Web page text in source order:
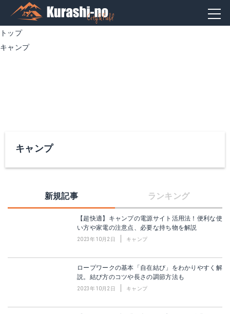
トップ
キャンプ
キャンプ
新規記事 ランキング
【超快適】キャンプの電源サイト活用法！便利な使
い方や家電の注意点、必要な持ち物を解説
2023年10月2日 キャンプ
ロープワークの基本「自在結び」をわかりやすく解
説。結び方のコツや長さの調節方法も
2023年10月2日 キャンプ